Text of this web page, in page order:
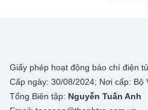
Giấy phép hoạt động báo chí điện
Cấp ngày: 30/08/2024; Nơi cấp: Bộ
Tổng Biên tập: Nguyễn Tuấn Anh